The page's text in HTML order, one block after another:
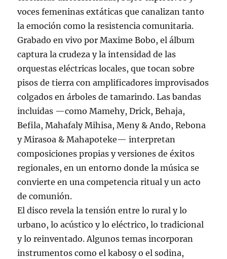
voces femeninas extáticas que canalizan tanto
la emoción como la resistencia comunitaria.
Grabado en vivo por Maxime Bobo, el álbum
captura la crudeza y la intensidad de las
orquestas eléctricas locales, que tocan sobre
pisos de tierra con amplificadores improvisados
colgados en árboles de tamarindo. Las bandas
incluidas —como Mamehy, Drick, Behaja,
Befila, Mahafaly Mihisa, Meny & Ando, Rebona
y Mirasoa & Mahapoteke— interpretan
composiciones propias y versiones de éxitos
regionales, en un entorno donde la música se
convierte en una competencia ritual y un acto
de comunión.
El disco revela la tensión entre lo rural y lo
urbano, lo acústico y lo eléctrico, lo tradicional
y lo reinventado. Algunos temas incorporan
instrumentos como el kabosy o el sodina,